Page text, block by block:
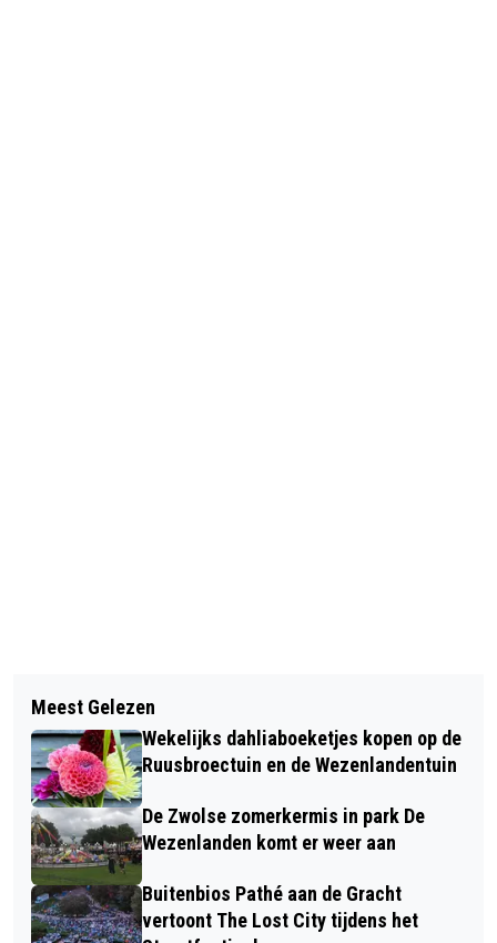
VACATURES IN ZWOLLE EN KAMPEN:
DE KRACHT VAN EEN REGIONALE
ARBEIDSMARKT
DE FRACTIES VAN HET CDA, D66 EN
PRO VRAGEN AANDACHT VOOR
HUISELIJK GEWELD: THUIS MOET DE
VEILIGSTE PLEK ZIJN
Meest Gelezen
Wekelijks dahliaboeketjes kopen op de
Ruusbroectuin en de Wezenlandentuin
De Zwolse zomerkermis in park De
Wezenlanden komt er weer aan
Buitenbios Pathé aan de Gracht
vertoont The Lost City tijdens het